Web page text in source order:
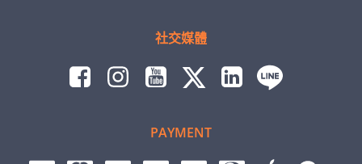
社交媒體
PAYMENT